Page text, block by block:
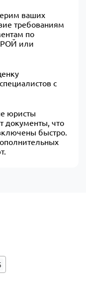
ваших
требованиям
по
или
с
юристы
документы, что
быстро.